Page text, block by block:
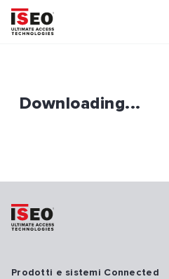
Downloading...
Prodotti e sistemi Connected